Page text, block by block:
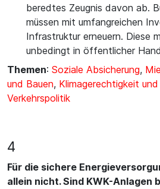
beredtes Zeugnis davon ab.
müssen mit umfangreichen
Infrastruktur erneuern. Diese
unbedingt in öffentlicher
Themen: Soziale Absicherung,
und Bauen, Klimagerechtigkeit
Verkehrspolitik
4
Für die sichere
allein nicht. Sind KWK-Anlagen